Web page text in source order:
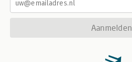
Aanmelden